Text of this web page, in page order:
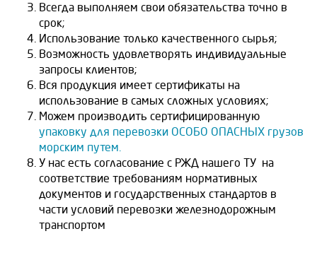
Всегда выполняем свои обязательства точно в
срок;
Использование только качественного сырья;
Возможность удовлетворять индивидуальные
запросы клиентов;
Вся продукция имеет сертификаты на
использование в самых сложных условиях;
Можем производить сертифицированную
упаковку для перевозки ОСОБО ОПАСНЫХ грузов
морским путем.
У нас есть согласование с РЖД нашего ТУ на
соответствие требованиям нормативных
документов и государственных стандартов в
части условий перевозки железнодорожным
транспортом